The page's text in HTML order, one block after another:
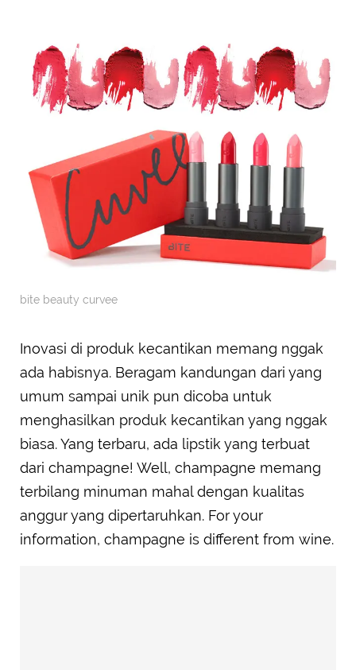
bite beauty curvee
Inovasi di produk kecantikan memang nggak
ada habisnya. Beragam kandungan dari yang
umum sampai unik pun dicoba untuk
menghasilkan produk kecantikan yang nggak
biasa. Yang terbaru, ada lipstik yang terbuat
dari champagne! Well, champagne memang
terbilang minuman mahal dengan kualitas
anggur yang dipertaruhkan. For your
information, champagne is different from wine.